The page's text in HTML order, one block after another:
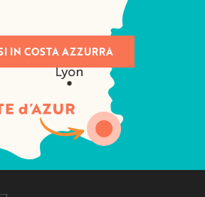
IN COSTA AZZURRA